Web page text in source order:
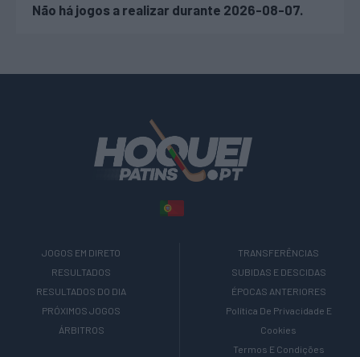
Não há jogos a realizar durante 2026-08-07.
JOGOS EM DIRETO
RESULTADOS
RESULTADOS DO DIA
PRÓXIMOS JOGOS
ÁRBITROS
TRANSFERÊNCIAS
SUBIDAS E DESCIDAS
ÉPOCAS ANTERIORES
Política De Privacidade E
Cookies
Termos E Condições